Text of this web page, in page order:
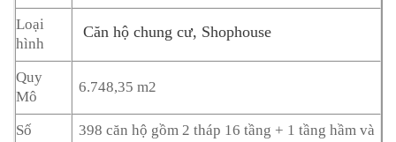
Loại
hình
Căn hộ chung cư, Shophouse
Quy
Mô
6.748,35 m2
Số
398 căn hộ gồm 2 tháp 16 tầng + 1 tầng hầm và